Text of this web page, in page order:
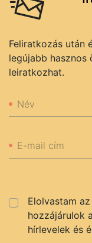
Feliratkozás után
legújabb
leiratkozhat.
Név
E-mail cím
Elolvastam az
hozzájárulok
hírlevelek és